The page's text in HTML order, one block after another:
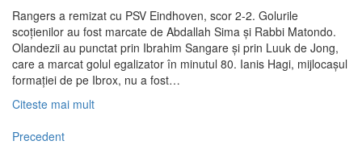
Rangers a remizat cu PSV Eindhoven, scor 2-2. Golurile
scoțienilor au fost marcate de Abdallah Sima și Rabbi Matondo.
Olandezii au punctat prin Ibrahim Sangare și prin Luuk de Jong,
care a marcat golul egalizator în minutul 80. Ianis Hagi, mijlocașul
formației de pe Ibrox, nu a fost…
Citeste mai mult
Precedent